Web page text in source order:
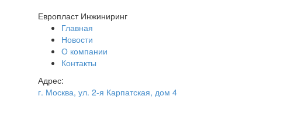
Европласт Инжиниринг
Главная
Новости
О компании
Контакты
Адрес:
г. Москва, ул. 2-я Карпатская, дом 4